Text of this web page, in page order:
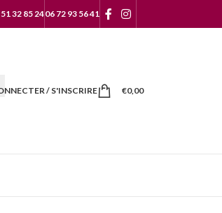
32 85 2406 72 93 56 41
/ S'INSCRIRE €0,00